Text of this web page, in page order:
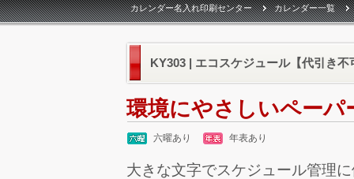
カレンダー名入れ印刷センター カレンダー一覧
KY303 | エコスケジュール【代引き
環境にやさしいペー
六曜あり 年表あり
大きな文字でスケジュール管理